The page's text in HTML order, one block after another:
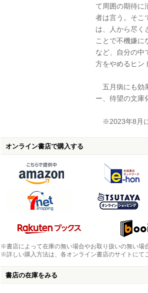
て周囲の期待に
者は言う。そこ
は、人から尽く
ことで不機嫌に
など、自分の中
方をやめるヒン
五月病にも効
ー、待望の文庫
※2023年8月
オンライン書店で購入する
※書店によって在庫の無い場合やお取り扱いの無い場
※詳しい購入方法は、各オンライン書店のサイトにて
書店の在庫をみる